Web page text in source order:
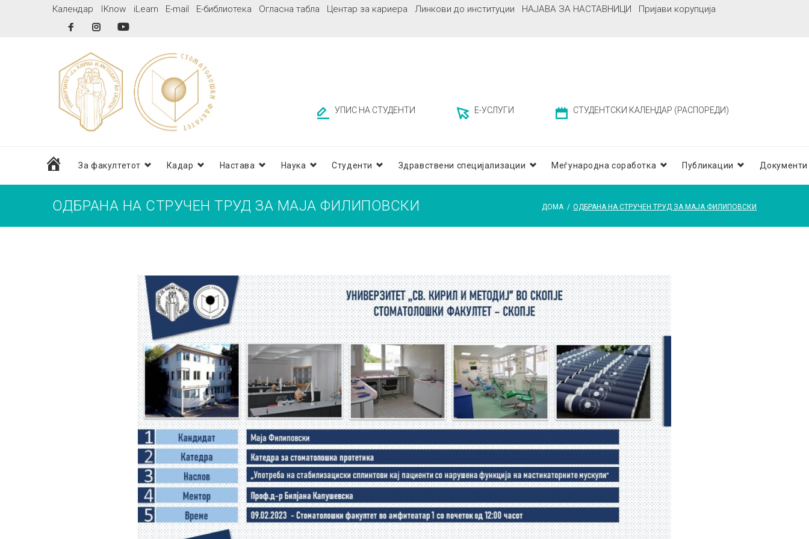
Календар IKnow iLearn E-mail Е-библиотека Огласна табла Центар за кариера Линкови до институции НАЈАВА ЗА НАСТАВНИЦИ Пријави корупција
FacebookInstagram
УПИС НА СТУДЕНТИ Е-УСЛУГИ СТУДЕНТСКИ КАЛЕНДАР (РАСПОРЕДИ)
домаЗа факултетот Кадар Настава Наука Студенти Здравствени специјализации Меѓународна соработка Публикации Документи
ОДБРАНА НА СТРУЧЕН ТРУД ЗА МАЈА ФИЛИПОВСКИ ДОМА / ОДБРАНА НА СТРУЧЕН ТРУД ЗА МАЈА ФИЛИПОВСКИ